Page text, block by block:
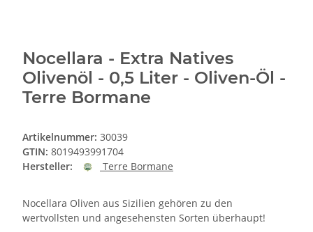
Nocellara - Extra Natives
Olivenöl - 0,5 Liter - Oliven-Öl -
Terre Bormane
Artikelnummer: 30039
GTIN: 8019493991704
Hersteller:
Terre Bormane
Nocellara Oliven aus Sizilien gehören zu den
wertvollsten und angesehensten Sorten überhaupt!